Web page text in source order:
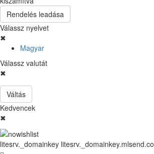
Rendelés leadása
Válassz nyelvet
✖
Magyar
Válassz valutát
✖
Váltás
Kedvencek
✖
litesrv._domainkey